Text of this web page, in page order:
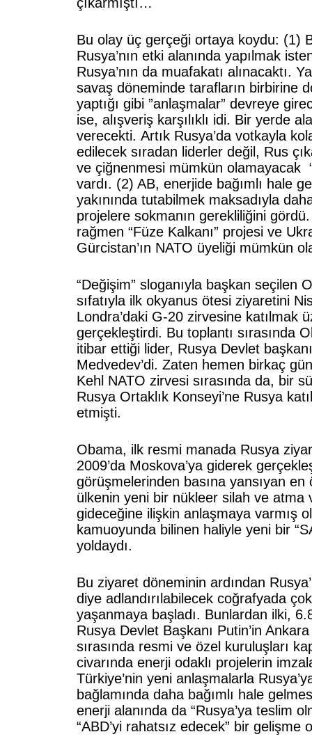
Bu olay üç gerçeği ortaya koydu: (1)
Rusya’nın etki alanında yapılmak
Rusya’nın da muafakatı alınacaktı.
savaş döneminde tarafların birbirine
yaptığı gibi ”anlaşmalar” devreye
ise, alışveriş karşılıklı idi. Bir yerde
verecekti. Artık Rusya’da votkayla
edilecek sıradan liderler değil, Rus
ve çiğnenmesi mümkün olamayacak
vardı. (2) AB, enerjide bağımlı hale
yakınında tutabilmek maksadıyla
projelere sokmanın gerekliliğini
rağmen “Füze Kalkanı” projesi ve
Gürcistan’ın NATO üyeliği mümkün
“Değişim” sloganıyla başkan seçilen
sıfatıyla ilk okyanus ötesi ziyaretini
Londra’daki G-20 zirvesine katılmak
gerçekleştirdi. Bu toplantı sırasında
itibar ettiği lider, Rusya Devlet
Medvedev’di. Zaten hemen birkaç
Kehl NATO zirvesi sırasında da, bir
Rusya Ortaklık Konseyi’ne Rusya
etmişti.
Obama, ilk resmi manada Rusya
2009’da Moskova’ya giderek
görüşmelerinden basına yansıyan en
ülkenin yeni bir nükleer silah ve atma
gideceğine ilişkin anlaşmaya varmış
kamuoyunda bilinen haliyle yeni bir
yoldaydı.
Bu ziyaret döneminin ardından
diye adlandırılabilecek coğrafyada
yaşanmaya başladı. Bunlardan ilki,
Rusya Devlet Başkanı Putin’in
sırasında resmi ve özel kuruluşları
civarında enerji odaklı projelerin
Türkiye’nin yeni anlaşmalarla
bağlamında daha bağımlı hale
enerji alanında da “Rusya’ya teslim
“ABD’yi rahatsız edecek” bir gelişme